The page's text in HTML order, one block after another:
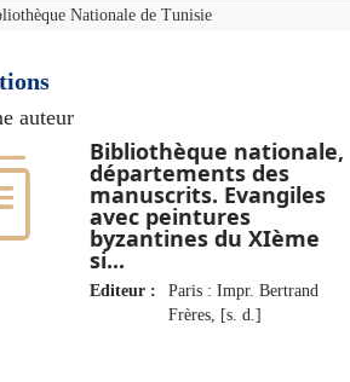
Nationale de Tunisie
auteur
Bibliothèque nationale,
départements des
manuscrits. Evangiles
avec peintures
byzantines du XIème
si...
Editeur :
Paris : Impr. Bertrand
Frères, [s. d.]